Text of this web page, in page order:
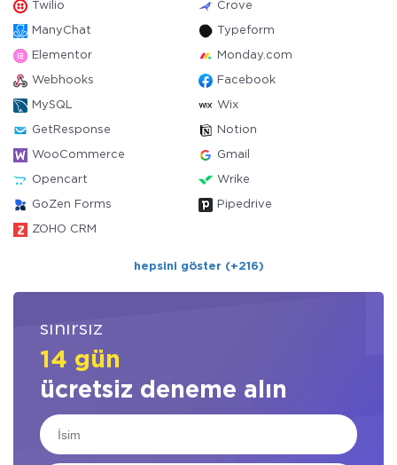
Twilio Crove
ManyChat Typeform
Elementor Monday.com
Webhooks Facebook
MySQL Wix
GetResponse Notion
WooCommerce Gmail
Opencart Wrike
GoZen Forms Pipedrive
ZOHO CRM
hepsini göster (+216)
sınırsız
14 gün
ücretsiz deneme alın